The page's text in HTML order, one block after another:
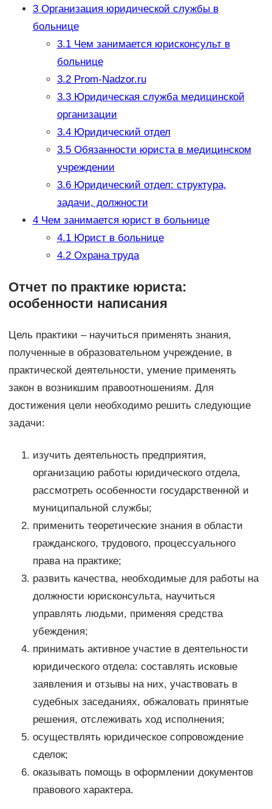
3Организация юридической службы в
больнице
3.1Чем занимается юрисконсульт в
больнице
3.2Prom-Nadzor.ru
3.3Юридическая служба медицинской
организации
3.4Юридический отдел
3.5Обязанности юриста в медицинском
учреждении
3.6Юридический отдел: структура,
задачи, должности
4Чем занимается юрист в больнице
4.1Юрист в больнице
4.2Охрана труда
Отчет по практике юриста:
особенности написания
Цель практики – научиться применять знания,
полученные в образовательном учреждение, в
практической деятельности, умение применять
закон в возникшим правоотношениям. Для
достижения цели необходимо решить следующие
задачи:
изучить деятельность предприятия,
организацию работы юридического отдела,
рассмотреть особенности государственной и
муниципальной службы;
применить теоретические знания в области
гражданского, трудового, процессуального
права на практике;
развить качества, необходимые для работы на
должности юрисконсульта, научиться
управлять людьми, применяя средства
убеждения;
принимать активное участие в деятельности
юридического отдела: составлять исковые
заявления и отзывы на них, участвовать в
судебных заседаниях, обжаловать принятые
решения, отслеживать ход исполнения;
осуществлять юридическое сопровождение
сделок;
оказывать помощь в оформлении документов
правового характера.